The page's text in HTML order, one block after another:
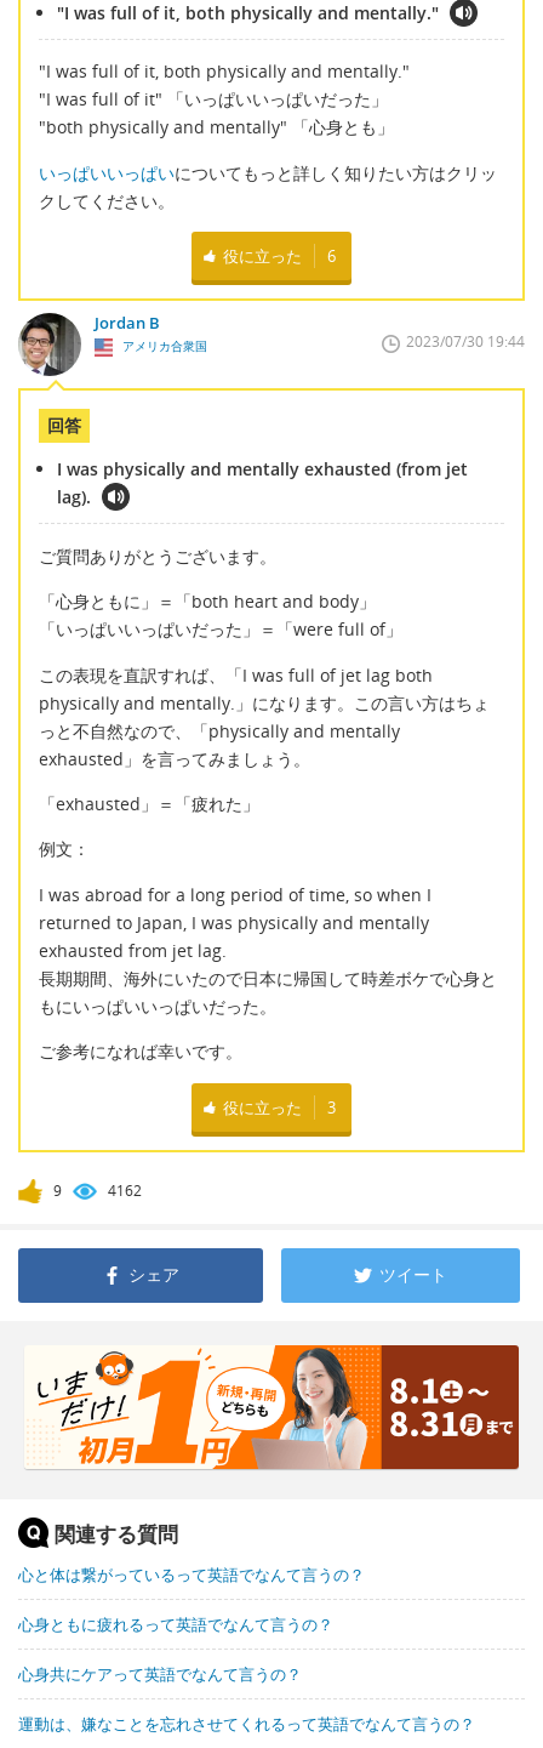
"I was full of it, both physically and mentally."
"I was full of it, both physically and mentally."
"I was full of it" 「いっぱいいっぱいだった」
"both physically and mentally" 「心身とも」
いっぱいいっぱいについてもっと詳しく知りたい方はクリッ
クしてください。
役に立った 6
Jordan B
アメリカ合衆国 2023/07/30 19:44
回答
I was physically and mentally exhausted (from jet
lag).
ご質問ありがとうございます。
「心身ともに」＝「both heart and body」
「いっぱいいっぱいだった」＝「were full of」
この表現を直訳すれば、「I was full of jet lag both
physically and mentally.」になります。この言い方はちょ
っと不自然なので、「physically and mentally
exhausted」を言ってみましょう。
「exhausted」＝「疲れた」
例文：
I was abroad for a long period of time, so when I
returned to Japan, I was physically and mentally
exhausted from jet lag.
長期期間、海外にいたので日本に帰国して時差ボケで心身と
もにいっぱいいっぱいだった。
ご参考になれば幸いです。
役に立った 3
9 4162
シェア ツイート
関連する質問
心と体は繋がっているって英語でなんて言うの？
心身ともに疲れるって英語でなんて言うの？
心身共にケアって英語でなんて言うの？
運動は、嫌なことを忘れさせてくれるって英語でなんて言うの？